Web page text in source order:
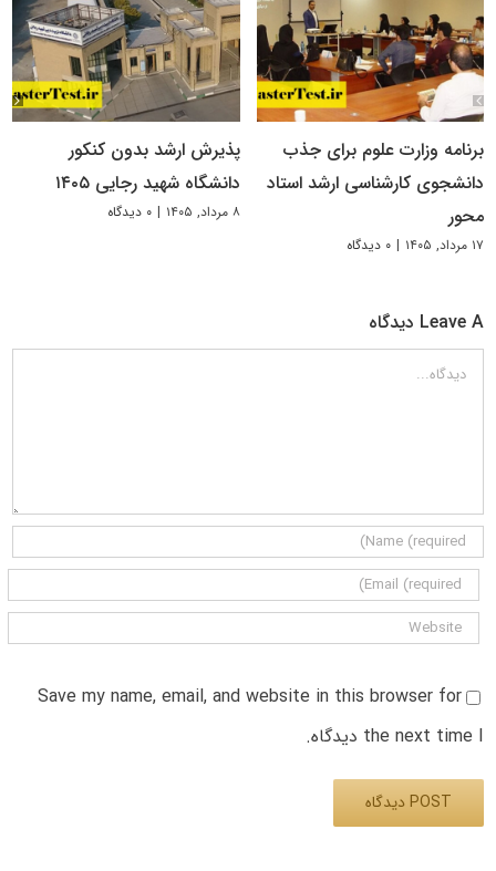
برنامه وزارت علوم برای جذب
دانشجوی کارشناسی ارشد استاد
محور
۱۷ مرداد, ۱۴۰۵ | ۰ دیدگاه
پذیرش ارشد بدون کنکور
دانشگاه شهید رجایی ۱۴۰۵
۸ مرداد, ۱۴۰۵ | ۰ دیدگاه
Leave A دیدگاه
دیدگاه
Save my name, email, and website in this browser for
the next time I دیدگاه.